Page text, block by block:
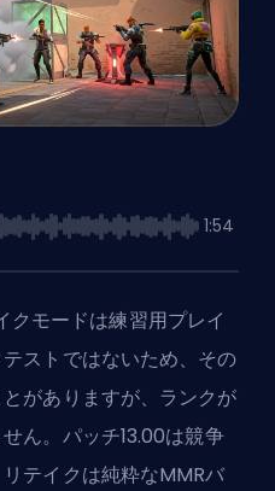
1:54
クモードは練習用プレイ
ストではないため、その
がありますが、ランクが
ん。パッチ13.00は競争
テイクは純粋なMMRバ